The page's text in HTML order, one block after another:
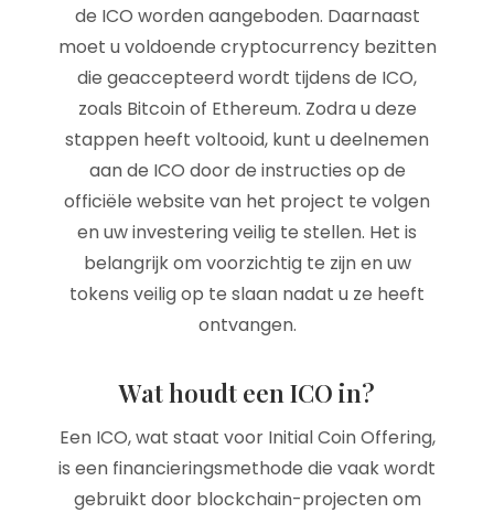
de ICO worden aangeboden. Daarnaast
moet u voldoende cryptocurrency bezitten
die geaccepteerd wordt tijdens de ICO,
zoals Bitcoin of Ethereum. Zodra u deze
stappen heeft voltooid, kunt u deelnemen
aan de ICO door de instructies op de
officiële website van het project te volgen
en uw investering veilig te stellen. Het is
belangrijk om voorzichtig te zijn en uw
tokens veilig op te slaan nadat u ze heeft
ontvangen.
Wat houdt een ICO in?
Een ICO, wat staat voor Initial Coin Offering,
is een financieringsmethode die vaak wordt
gebruikt door blockchain-projecten om